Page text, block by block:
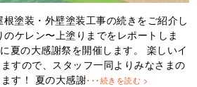
塗装・外壁塗装工事の続きをご紹介し
ケレン〜上塗りまでをレポートしま
夏の大感謝祭を開催します。 楽しいイ
すので、スタッフ一同よりみなさまの
す！ 夏の大感謝･･･続きを読む >